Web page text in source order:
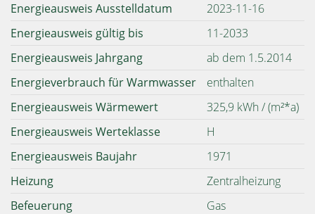
Energieausweis Ausstelldatum
2023-11-16
Energieausweis gültig bis
11-2033
Energieausweis Jahrgang
ab dem 1.5.2014
Energieverbrauch für Warmwasser
enthalten
Energieausweis Wärmewert
325,9 kWh / (m²*a)
Energieausweis Werteklasse
H
Energieausweis Baujahr
1971
Heizung
Zentralheizung
Befeuerung
Gas